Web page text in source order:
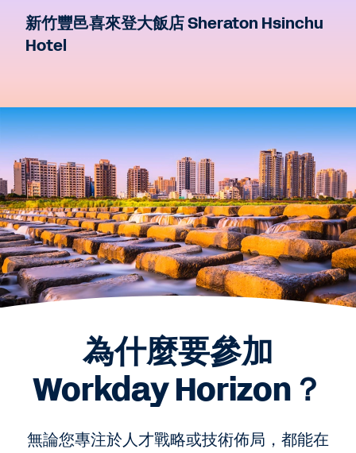
新竹豐邑喜來登大飯店 Sheraton Hsinchu
Hotel
為什麼要參加
Workday Horizon？
無論您專注於人才戰略或技術佈局，都能在